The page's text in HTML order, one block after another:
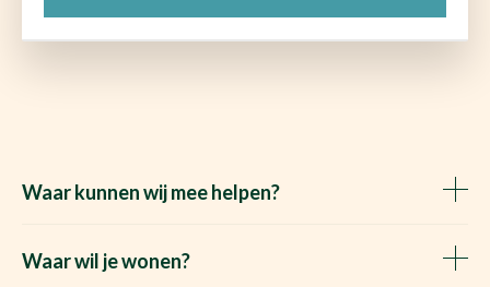
Waar kunnen wij mee helpen?
Het Waare Huis zoekt
Waar wil je wonen?